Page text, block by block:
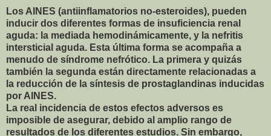
Los AINES (antiinflamatorios no-esteroides), pueden
inducir dos diferentes formas de insuficiencia renal
aguda: la mediada hemodinámicamente, y la nefritis
intersticial aguda. Esta última forma se acompaña a
menudo de síndrome nefrótico. La primera y quizás
también la segunda están directamente relacionadas a
la reducción de la síntesis de prostaglandinas inducidas
por AINES.
La real incidencia de estos efectos adversos es
imposible de asegurar, debido al amplio rango de
resultados de los diferentes estudios. Sin embargo,